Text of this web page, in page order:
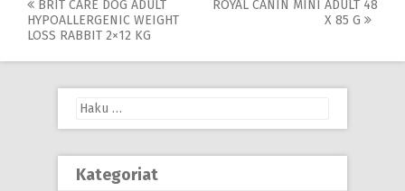
Post
navigation
BRIT CARE DOG ADULT
HYPOALLERGENIC WEIGHT
LOSS RABBIT 2×12 KG
ROYAL CANIN MINI ADULT 48
X 85 G
Haku:
Kategoriat